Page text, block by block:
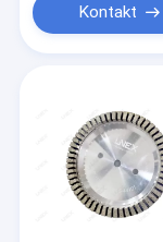
Kontakt